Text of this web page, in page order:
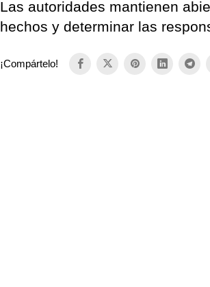
Las autoridades mantienen
hechos y determinar las
¡Compártelo!